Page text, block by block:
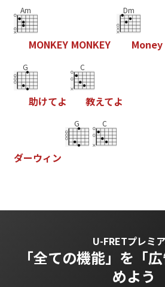
Am
MONKEY MONKEY
Dm
Money
G
助けてよ
C
教えてよ
ダーウィ ン
G C
U-FRETプレミ
「全ての機能」を 「
めよう